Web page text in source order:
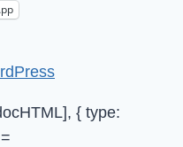
{ type: